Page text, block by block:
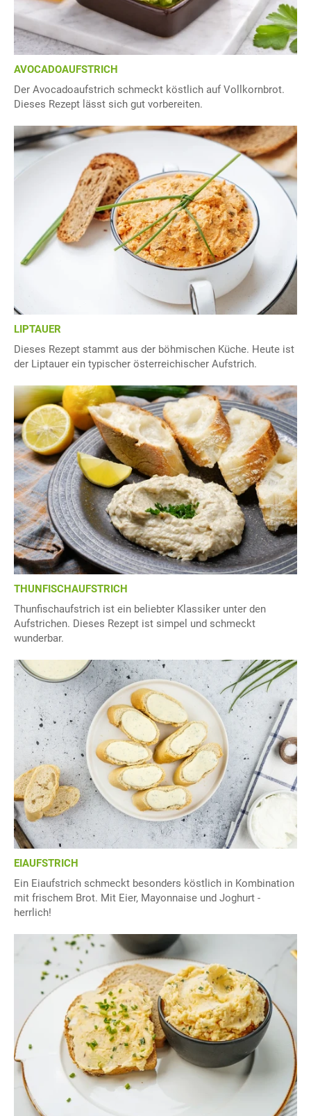
AVOCADOAUFSTRICH
Der Avocadoaufstrich schmeckt köstlich auf Vollkornbrot.
Dieses Rezept lässt sich gut vorbereiten.
LIPTAUER
Dieses Rezept stammt aus der böhmischen Küche. Heute ist
der Liptauer ein typischer österreichischer Aufstrich.
THUNFISCHAUFSTRICH
Thunfischaufstrich ist ein beliebter Klassiker unter den
Aufstrichen. Dieses Rezept ist simpel und schmeckt
wunderbar.
EIAUFSTRICH
Ein Eiaufstrich schmeckt besonders köstlich in Kombination
mit frischem Brot. Mit Eier, Mayonnaise und Joghurt -
herrlich!